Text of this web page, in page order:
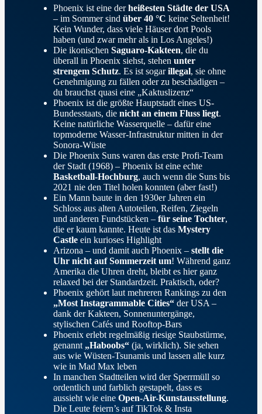
Phoenix ist eine derheißesten Städte der USA
– im Sommer sindüber 40 °C keine Seltenheit!
Kein Wunder, dass viele Häuser dort Pools
haben (und zwar mehr als in Los Angeles!)
Die ikonischenSaguaro-Kakteen, die du
überall in Phoenix siehst, stehenunter
strengem Schutz. Es ist sogarillegal, sie ohne
Genehmigung zu fällen oder zu beschädigen –
du brauchst quasi eine „Kaktuslizenz“
Phoenix ist die größte Hauptstadt eines US-
Bundesstaats, dienicht an einem Fluss liegt.
Keine natürliche Wasserquelle – dafür eine
topmoderne Wasser-Infrastruktur mitten in der
Sonora-Wüste
Die Phoenix Suns waren das erste Profi-Team
der Stadt (1968) – Phoenix ist eine echte
Basketball-Hochburg, auch wenn die Suns bis
2021 nie den Titel holen konnten (aber fast!)
Ein Mann baute in den 1930er Jahren ein
Schloss aus alten Autoteilen, Reifen, Ziegeln
und anderen Fundstücken –für seine Tochter,
die er kaum kannte. Heute ist dasMystery
Castle ein kurioses Highlight
Arizona – und damit auch Phoenix –stellt die
Uhr nicht auf Sommerzeit um! Während ganz
Amerika die Uhren dreht, bleibt es hier ganz
relaxed bei der Standardzeit. Praktisch, oder?
Phoenix gehört laut mehreren Rankings zu den
„Most Instagrammable Cities“ der USA –
dank der Kakteen, Sonnenuntergänge,
stylischen Cafés und Rooftop-Bars
Phoenix erlebt regelmäßig riesige Staubstürme,
genannt „Haboobs“ (ja, wirklich). Sie sehen
aus wie Wüsten-Tsunamis und lassen alle kurz
wie in Mad Max leben
In manchen Stadtteilen wird der Sperrmüll so
ordentlich und farblich gestapelt, dass es
aussieht wie eineOpen-Air-Kunstausstellung.
Die Leute feiern’s auf TikTok & Insta